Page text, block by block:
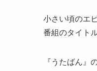
小さい頃のエ
番組のタイト
『うたばん』